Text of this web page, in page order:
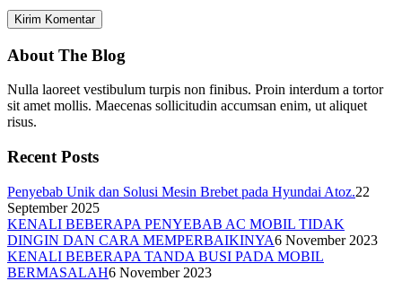
About The Blog
Nulla laoreet vestibulum turpis non finibus. Proin interdum a tortor
sit amet mollis. Maecenas sollicitudin accumsan enim, ut aliquet
risus.
Recent Posts
Penyebab Unik dan Solusi Mesin Brebet pada Hyundai Atoz.22
September 2025
KENALI BEBERAPA PENYEBAB AC MOBIL TIDAK
DINGIN DAN CARA MEMPERBAIKINYA6 November 2023
KENALI BEBERAPA TANDA BUSI PADA MOBIL
BERMASALAH6 November 2023